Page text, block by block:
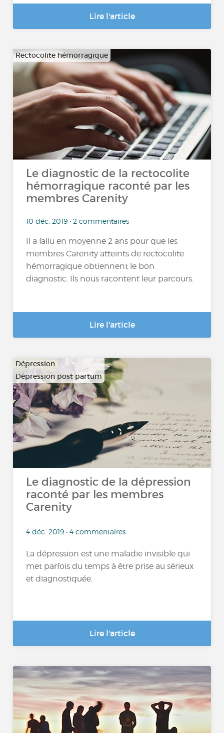
Lire l'article
Rectocolite hémorragique
Le diagnostic de la rectocolite
hémorragique raconté par les
membres Carenity
10 déc. 2019 • 2 commentaires
Il a fallu en moyenne 2 ans pour que les
membres Carenity atteints de rectocolite
hémorragique obtiennent le bon
diagnostic. Ils nous racontent leur parcours.
Lire l'article
Dépression
Dépression post partum
Le diagnostic de la dépression
raconté par les membres
Carenity
4 déc. 2019 • 4 commentaires
La dépression est une maladie invisible qui
met parfois du temps à être prise au sérieux
et diagnostiquée.
Lire l'article